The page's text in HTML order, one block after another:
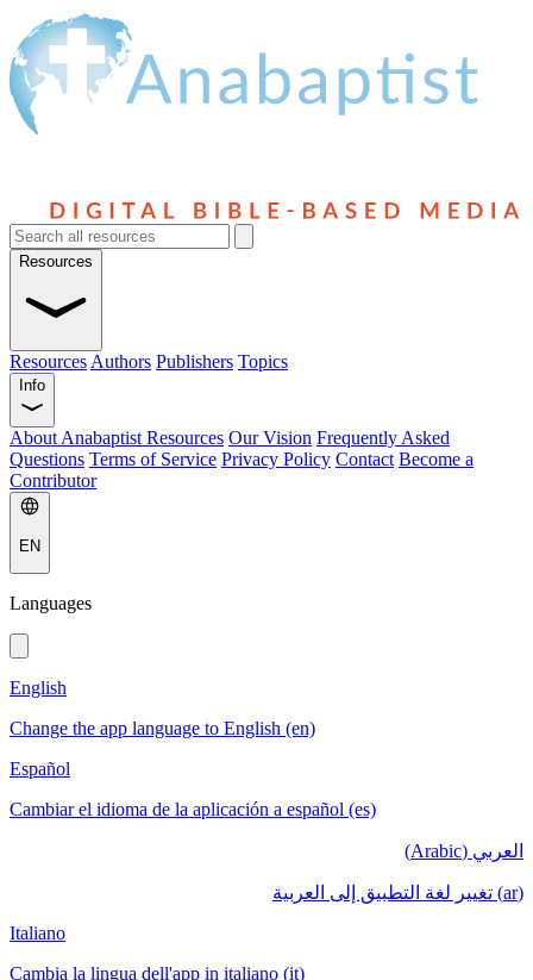
Resources
Resources Authors Publishers Topics
Info
About Anabaptist Resources Our Vision Frequently Asked
Questions Terms of Service Privacy Policy Contact Become a
Contributor
EN
Languages
English
Change the app language to English (en)
Español
Cambiar el idioma de la aplicación a español (es)
العربي (Arabic)
(ar) تغيير لغة التطبيق إلى العربية
Italiano
Cambia la lingua dell'app in italiano (it)